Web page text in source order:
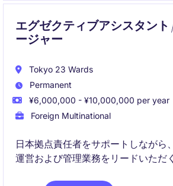
エグゼクティブアシスタント
ージャー
Tokyo 23 Wards
Permanent
¥6,000,000 - ¥10,000,000 per year
Foreign Multinational
日本拠点責任者をサポートしながら
運営および管理業務をリードいただ